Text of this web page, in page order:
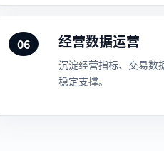
06 经营数据运营
沉淀经营指标、交易数
稳定支撑。